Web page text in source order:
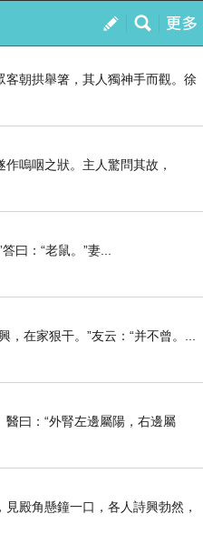
我的
訂閱
朝拱舉箸，其人獨神手而觀。徐
嗚咽之狀。主人驚問其故，
曰：“老鼠。”妻...
在家狠干。”友云：“并不曾。...
曰：“外腎左邊屬陽，右邊屬
殿角懸鐘一口，各人詩興勃然，